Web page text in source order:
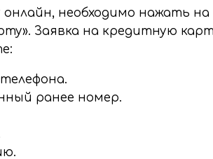
необходимо нажать
Заявка на кредитную
ранее номер.